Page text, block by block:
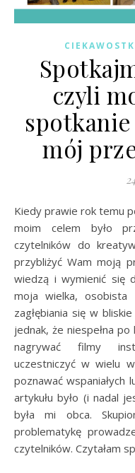
czyli
mój
Kiedy prawie rok temu podjęłam decyzję o założeniu bloga,
moim celem było
czytelników do
przybliżyć Wam moją
wiedzą i wymienić się
moja wielka, osobista
zagłębiania się w
jednak, że niespełna po
nagrywać filmy
uczestniczyć w wielu
poznawać wspaniałych
artykułu było (i nadal
była mi obca.
problematykę
czytelników. Czytałam